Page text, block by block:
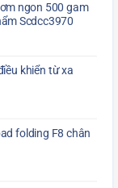
ngon 500 gam
Scdcc3970
khiển từ xa
folding F8 chân